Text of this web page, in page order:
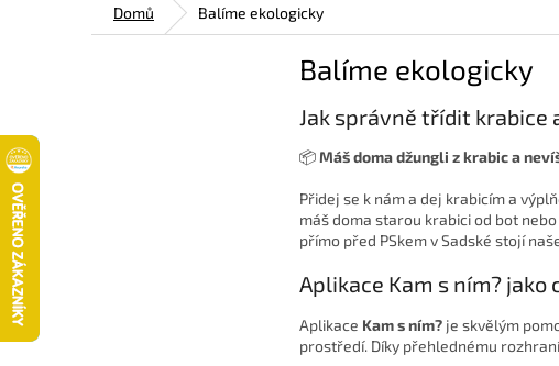
Domů Balíme ekologicky
Balíme ekologicky
Jak správně třídit
📦Máš doma džungli z krabic a
Přidej se k nám a dej krabicím a
máš doma starou krabici od bot
přímo před PSkem v Sadské stojí
Aplikace Kam s ním?
Aplikace Kam s ním? je skvělým
prostředí. Díky přehlednému